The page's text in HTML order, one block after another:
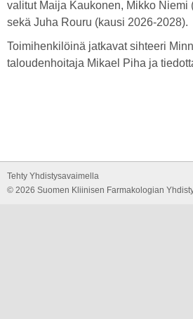
valitut Maija Kaukonen, Mikko Niemi
sekä Juha Rouru (kausi 2026-2028).
Toimihenkilöinä jatkavat sihteeri
taloudenhoitaja Mikael Piha ja
Tehty Yhdistysavaimella
© 2026 Suomen Kliinisen Farmakologian